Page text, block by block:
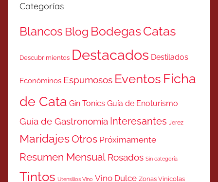
Categorías
Blancos Blog BodegasCatas
Descubrimientos Destacados Destilados
Económinos Espumosos Eventos Ficha
de Cata Gin Tonics Guía de Enoturismo
Guía de Gastronomía Interesantes Jerez
MaridajesOtros Próximamente
Resumen Mensual Rosados Sin categoría
Tintos Utensilios Vino Vino Dulce Zonas Vinicolas